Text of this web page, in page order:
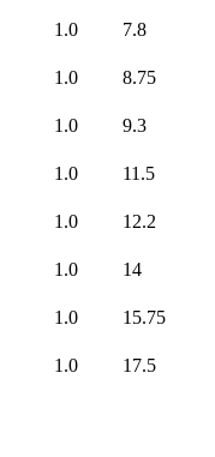
1.0
7.8
1.0
8.75
1.0
9.3
1.0
11.5
1.0
12.2
1.0
14
1.0
15.75
1.0 17.5